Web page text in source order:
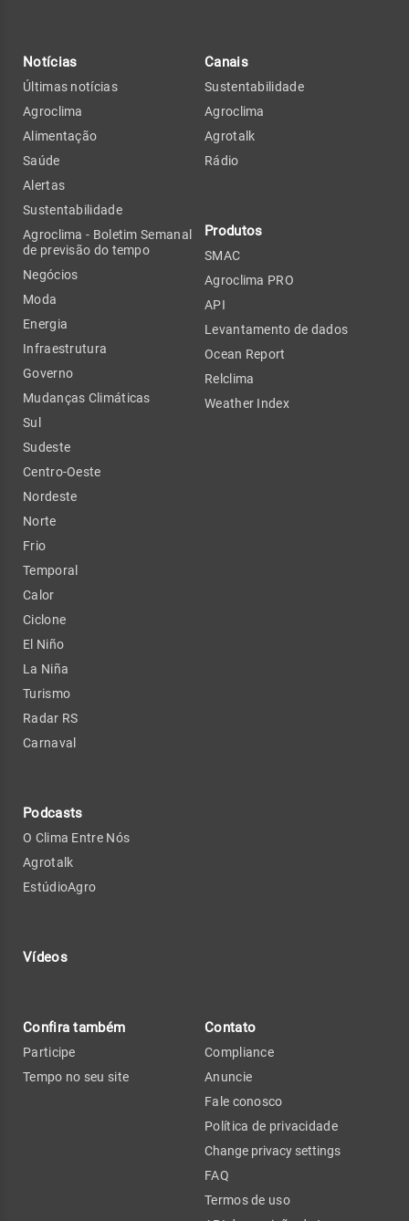
Notícias
Últimas notícias
Agroclima
Alimentação
Saúde
Alertas
Sustentabilidade
Agroclima - Boletim Semanal
de previsão do tempo
Negócios
Moda
Energia
Infraestrutura
Governo
Mudanças Climáticas
Sul
Sudeste
Centro-Oeste
Nordeste
Norte
Frio
Temporal
Calor
Ciclone
El Niño
La Niña
Turismo
Radar RS
Carnaval
Podcasts
O Clima Entre Nós
Agrotalk
EstúdioAgro
Vídeos
Canais
Sustentabilidade
Agroclima
Agrotalk
Rádio
Produtos
SMAC
Agroclima PRO
API
Levantamento de dados
Ocean Report
Relclima
Weather Index
Confira também
Participe
Tempo no seu site
Contato
Compliance
Anuncie
Fale conosco
Política de privacidade
Change privacy settings
FAQ
Termos de uso